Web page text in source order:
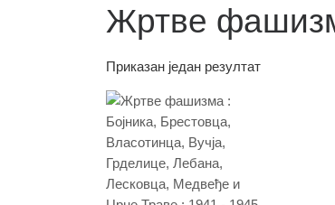
Жртве
Приказан један резултат